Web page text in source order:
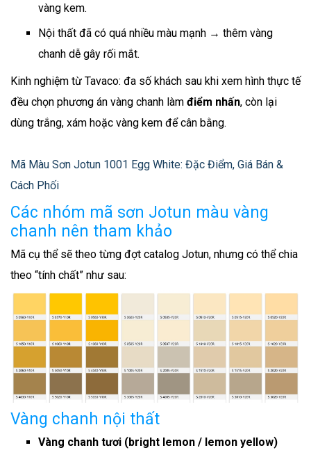
vàng kem.
Nội thất đã có quá nhiều màu mạnh → thêm vàng
chanh dễ gây rối mắt.
Kinh nghiệm từ Tavaco: đa số khách sau khi xem hình thực tế
đều chọn phương án vàng chanh làm điểm nhấn, còn lại
dùng trắng, xám hoặc vàng kem để cân bằng.
Mã Màu Sơn Jotun 1001 Egg White: Đặc Điểm, Giá Bán &
Cách Phối
Các nhóm mã sơn Jotun màu vàng
chanh nên tham khảo
Mã cụ thể sẽ theo từng đợt catalog Jotun, nhưng có thể chia
theo “tính chất” như sau:
Vàng chanh nội thất
Vàng chanh tươi (bright lemon / lemon yellow)